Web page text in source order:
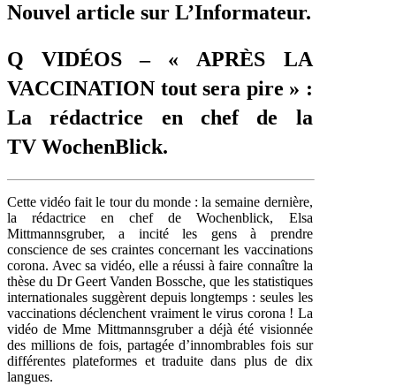
Nouvel article sur L’Informateur.
Q VIDÉOS – « APRÈS LA
VACCINATION tout sera pire » :
La rédactrice en chef de la
TV WochenBlick.
Cette vidéo fait le tour du monde : la semaine dernière,
la rédactrice en chef de Wochenblick, Elsa
Mittmannsgruber, a incité les gens à prendre
conscience de ses craintes concernant les vaccinations
corona. Avec sa vidéo, elle a réussi à faire connaître la
thèse du Dr Geert Vanden Bossche, que les statistiques
internationales suggèrent depuis longtemps : seules les
vaccinations déclenchent vraiment le virus corona ! La
vidéo de Mme Mittmannsgruber a déjà été visionnée
des millions de fois, partagée d’innombrables fois sur
différentes plateformes et traduite dans plus de dix
langues.